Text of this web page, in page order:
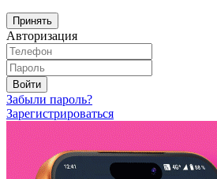
Принять
Авторизация
Войти
Забыли пароль?
Зарегистрироваться